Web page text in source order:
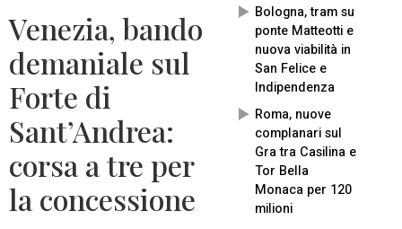
Bologna, tram su
ponte Matteotti e
nuova viabilità in
San Felice e
Indipendenza
Roma, nuove
complanari sul
Gra tra Casilina e
Tor Bella
Monaca per 120
milioni
Venezia, bando
demaniale sul
Forte di
Sant’Andrea:
corsa a tre per
la concessione